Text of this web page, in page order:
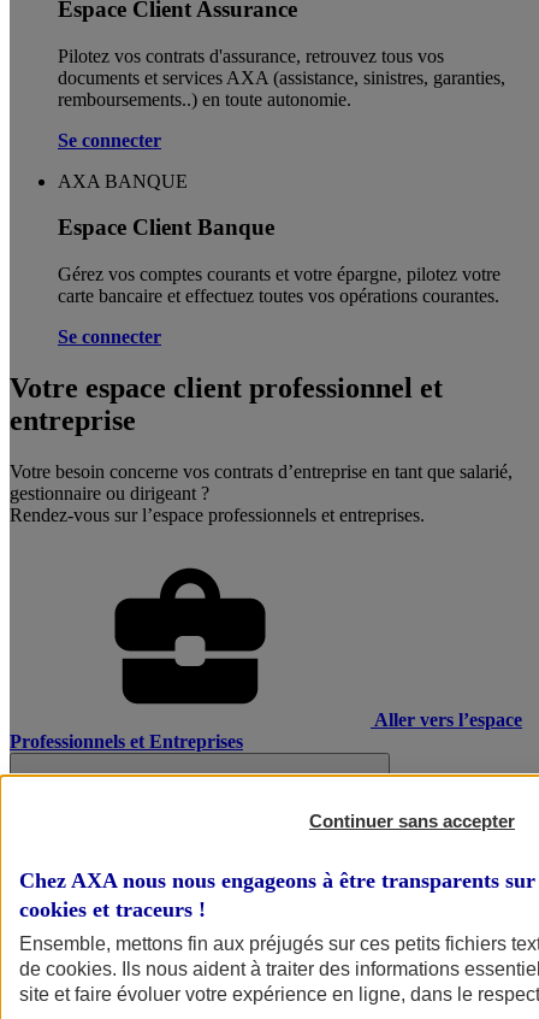
Espace Client Assurance
Pilotez vos contrats d'assurance, retrouvez tous vos
documents et services AXA (assistance, sinistres, garanties,
remboursements..) en toute autonomie. ​
Se connecter
AXA BANQUE
Espace Client Banque
Gérez vos comptes courants et votre épargne, pilotez votre
carte bancaire et effectuez toutes vos opérations courantes.
Se connecter
Votre espace client professionnel et
entreprise
Votre besoin concerne vos contrats d’entreprise en tant que salarié,
gestionnaire ou dirigeant ?
Rendez-vous sur l’espace professionnels et entreprises.
Aller vers l’espace
Professionnels et Entreprises
Continuer sans accepter
Chez AXA nous nous engageons à être transparents
cookies et traceurs !
Ensemble, mettons fin aux préjugés sur ces petits fichiers
de cookies. Ils nous aident à traiter des informations
site et faire évoluer votre expérience en ligne, dans le